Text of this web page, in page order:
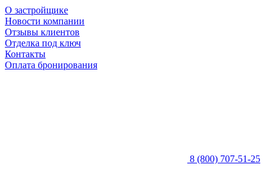
О застройщике
Новости компании
Отзывы клиентов
Отделка под ключ
Контакты
Оплата бронирования
8 (800) 707-51-25